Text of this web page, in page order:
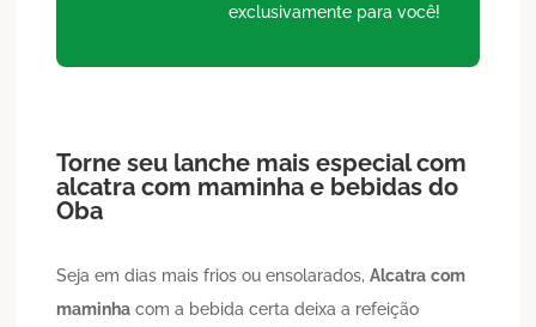
exclusivamente para você!
Torne seu lanche mais especial com
alcatra com maminha e bebidas do
Oba
Seja em dias mais frios ou ensolarados,Alcatra com
maminha com a bebida certa deixa a refeição